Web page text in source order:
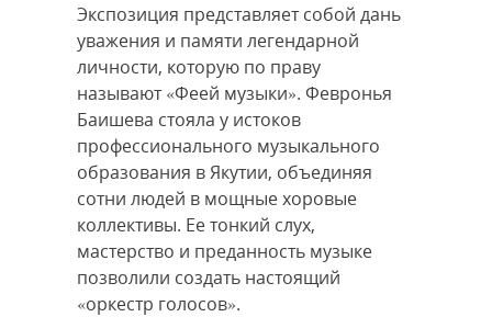
Экспозиция представляет собой дань
уважения и памяти легендарной
личности, которую по праву
называют «Феей музыки». Февронья
Баишева стояла у истоков
профессионального музыкального
образования в Якутии, объединяя
сотни людей в мощные хоровые
коллективы. Ее тонкий слух,
мастерство и преданность музыке
позволили создать настоящий
«оркестр голосов».